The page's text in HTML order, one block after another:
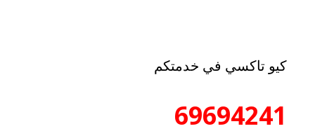
كيو تاكسي في خدمتكم
69694241